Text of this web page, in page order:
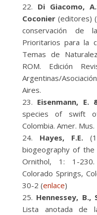
Di Giacomo,
Coconier (editores)
conservación de
Prioritarios para la
Temas de
ROM. Edición
Argentinas/
Aires.
Eisenmann, E.
species of swift
Colombia. Amer.
Hayes, F.E.
biogeography of the
Ornithol, 1: 1-230.
Colorado Springs,
30-2 (enlace)
Hennessey, B.,
Lista anotada de